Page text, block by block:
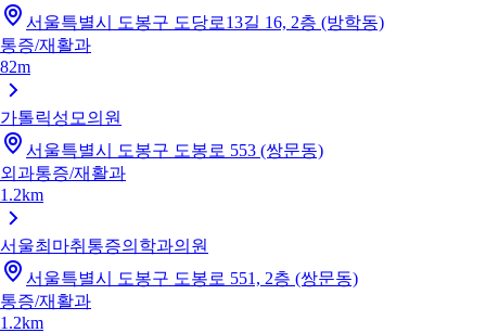
서울특별시 도봉구 도당로13길 16, 2층 (방학동)
통증/재활과
82m
가톨릭성모의원
서울특별시 도봉구 도봉로 553 (쌍문동)
외과통증/재활과
1.2km
서울최마취통증의학과의원
서울특별시 도봉구 도봉로 551, 2층 (쌍문동)
통증/재활과
1.2km